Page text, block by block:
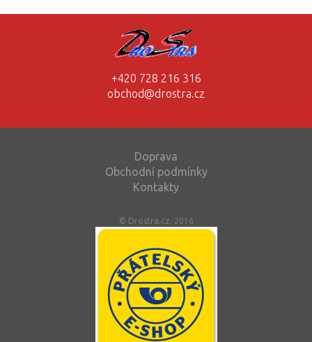
+420 728 216 316
obchod@drostra.cz
Doprava
Obchodní podmínky
Kontakty
© Drostra.cz, 2016